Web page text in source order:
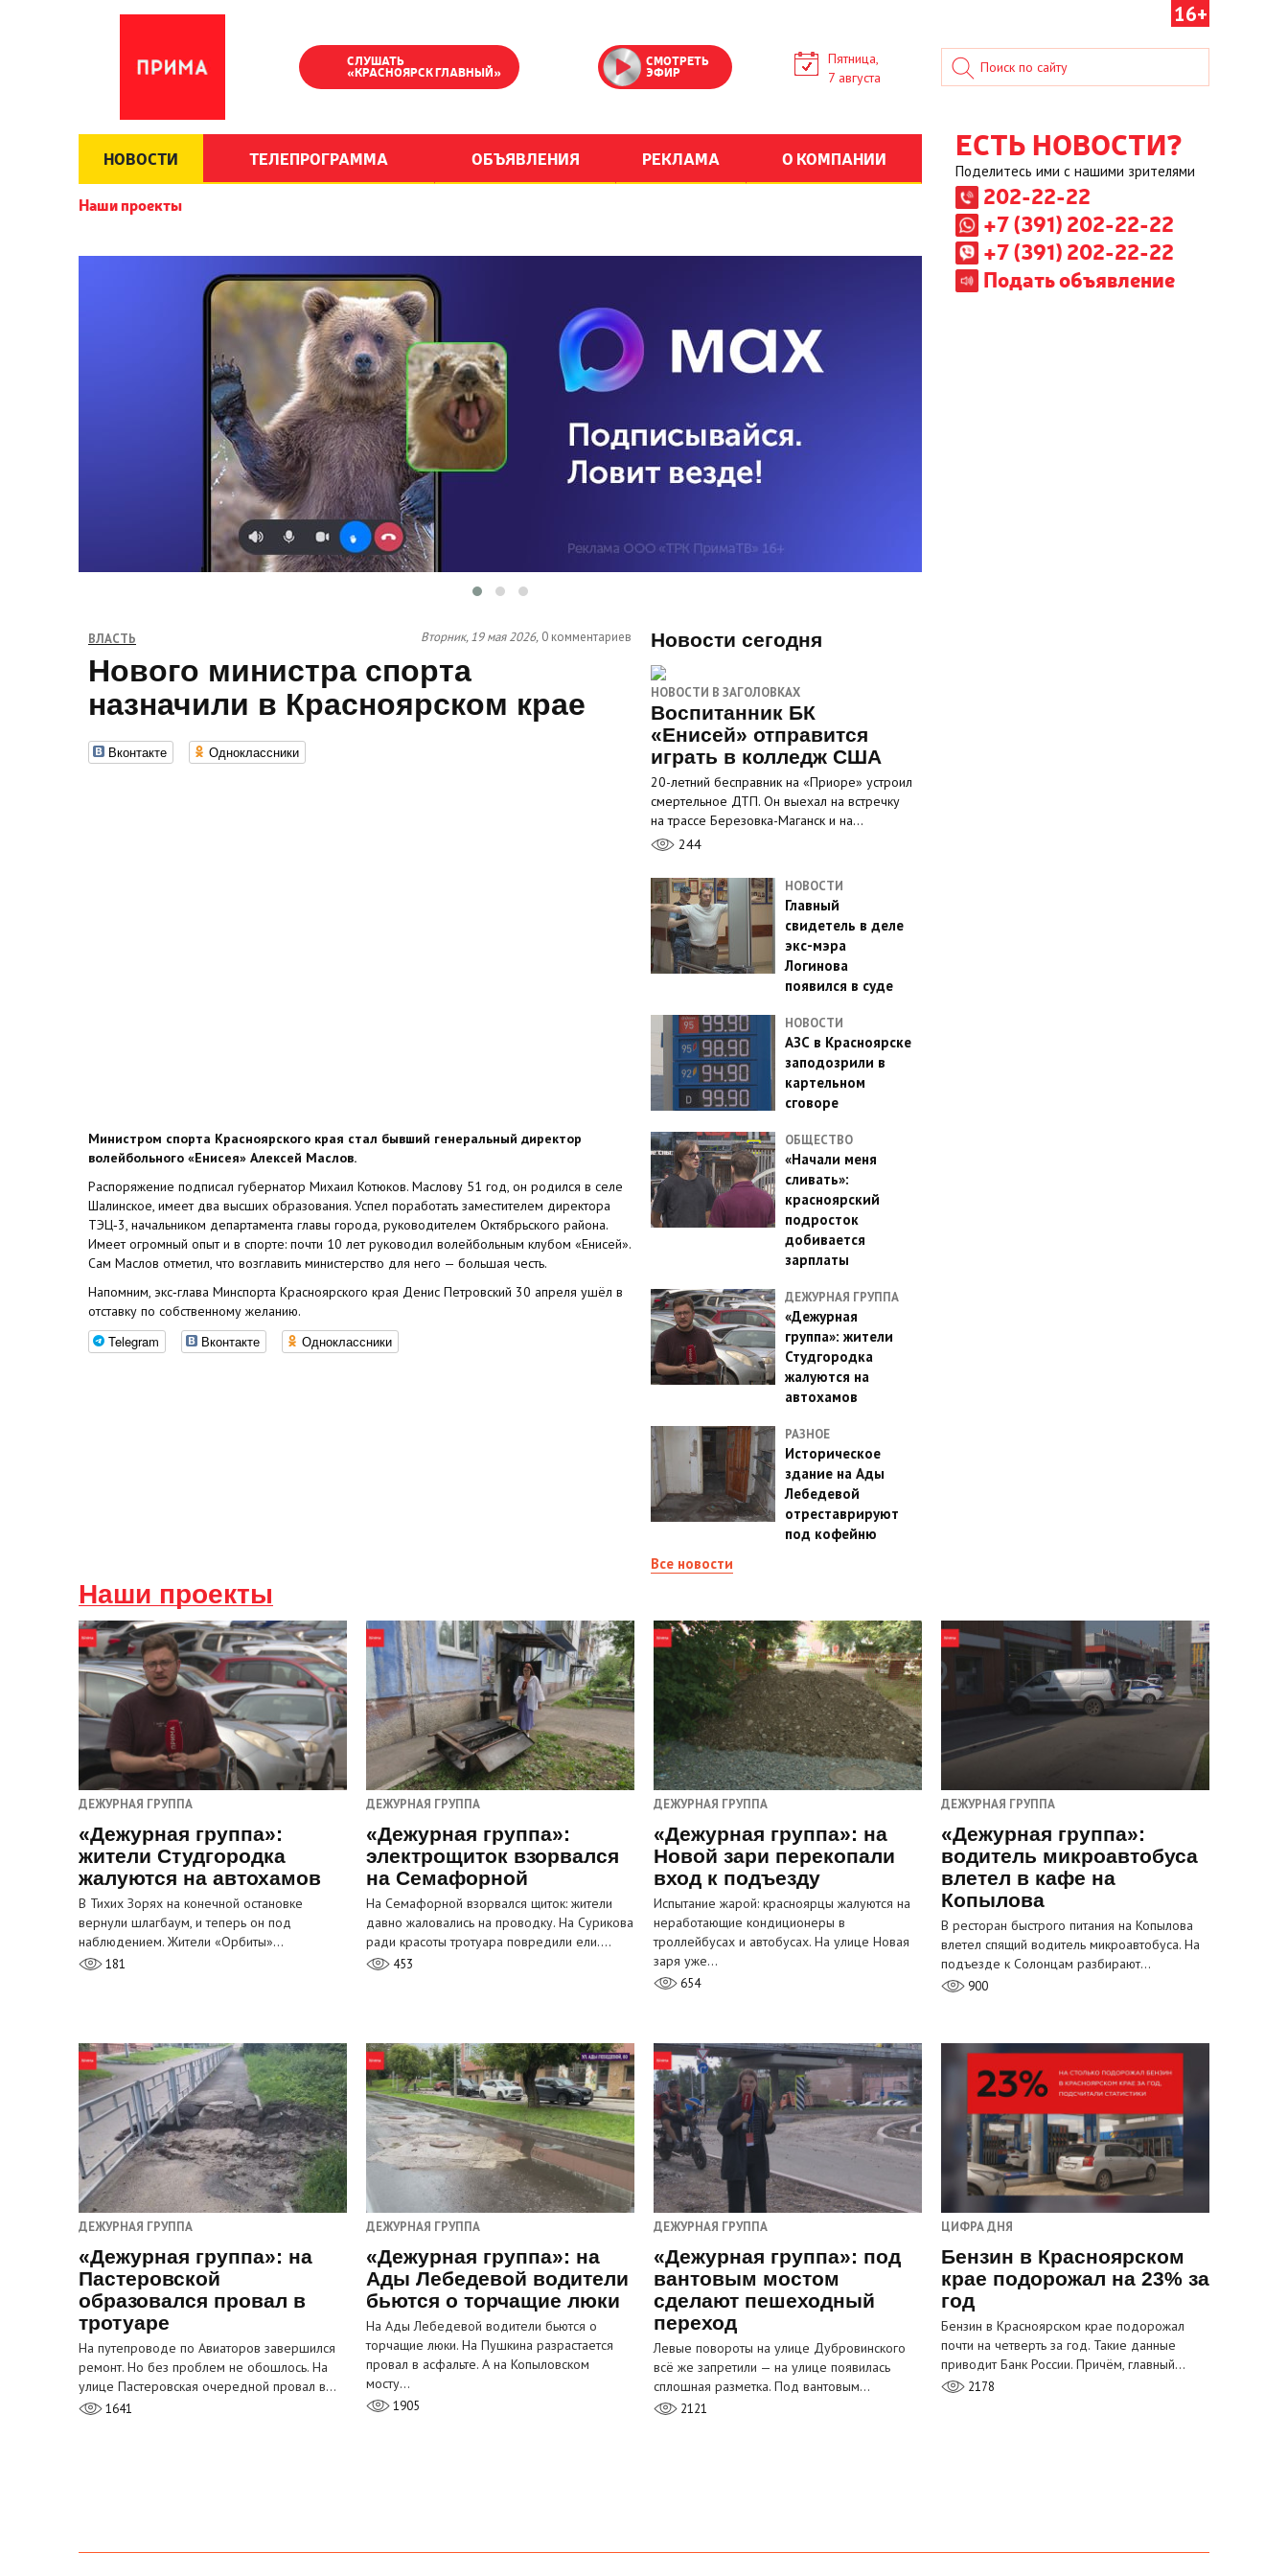
16+
СЛУШАТЬ
«КРАСНОЯРСК ГЛАВНЫЙ»
СМОТРЕТЬ
ЭФИР
Пятница,
7 августа
НОВОСТИ ТЕЛЕПРОГРАММА ОБЪЯВЛЕНИЯ РЕКЛАМА О КОМПАНИИ
Наши проекты
ЕСТЬ НОВОСТИ?
Поделитесь ими с нашими зрителями
202-22-22
+7 (391) 202-22-22
+7 (391) 202-22-22
Подать объявление
ВЛАСТЬ Вторник, 19 мая 2026, 0 комментариев
Нового министра спорта
назначили в Красноярском крае
Вконтакте Одноклассники
Министром спорта Красноярского края стал бывший генеральный директор
волейбольного «Енисея» Алексей Маслов.
Распоряжение подписал губернатор Михаил Котюков. Маслову 51 год, он родился в селе
Шалинское, имеет два высших образования. Успел поработать заместителем директора
ТЭЦ‑3, начальником департамента главы города, руководителем Октябрьского района.
Имеет огромный опыт и в спорте: почти 10 лет руководил волейбольным клубом «Енисей».
Сам Маслов отметил, что возглавить министерство для него — большая честь.
Напомним, экс‑глава Минспорта Красноярского края Денис Петровский 30 апреля ушёл в
отставку по собственному желанию.
Telegram Вконтакте Одноклассники
Новости сегодня
НОВОСТИ В ЗАГОЛОВКАХ
Воспитанник БК
«Енисей» отправится
играть в колледж США
20-летний бесправник на «Приоре» устроил
смертельное ДТП. Он выехал на встречку
на трассе Березовка-Маганск и на…
244
НОВОСТИ
Главный
свидетель в деле
экс-мэра
Логинова
появился в суде
НОВОСТИ
АЗС в Красноярске
заподозрили в
картельном
сговоре
ОБЩЕСТВО
«Начали меня
сливать»:
красноярский
подросток
добивается
зарплаты
ДЕЖУРНАЯ ГРУППА
«Дежурная
группа»: жители
Студгородка
жалуются на
автохамов
РАЗНОЕ
Историческое
здание на Ады
Лебедевой
отреставрируют
под кофейню
Все новости
Наши проекты
ДЕЖУРНАЯ ГРУППА
«Дежурная группа»:
жители Студгородка
жалуются на автохамов
В Тихих Зорях на конечной остановке
вернули шлагбаум, и теперь он под
наблюдением. Жители «Орбиты»…
181
ДЕЖУРНАЯ ГРУППА
«Дежурная группа»:
электрощиток взорвался
на Семафорной
На Семафорной взорвался щиток: жители
давно жаловались на проводку. На Сурикова
ради красоты тротуара повредили ели.…
453
ДЕЖУРНАЯ ГРУППА
«Дежурная группа»: на
Новой зари перекопали
вход к подъезду
Испытание жарой: красноярцы жалуются на
неработающие кондиционеры в
троллейбусах и автобусах. На улице Новая
заря уже…
654
ДЕЖУРНАЯ ГРУППА
«Дежурная группа»:
водитель микроавтобуса
влетел в кафе на
Копылова
В ресторан быстрого питания на Копылова
влетел спящий водитель микроавтобуса. На
подъезде к Солонцам разбирают…
900
ДЕЖУРНАЯ ГРУППА
«Дежурная группа»: на
Пастеровской
образовался провал в
тротуаре
На путепроводе по Авиаторов завершился
ремонт. Но без проблем не обошлось. На
улице Пастеровская очередной провал в…
1641
ДЕЖУРНАЯ ГРУППА
«Дежурная группа»: на
Ады Лебедевой водители
бьются о торчащие люки
На Ады Лебедевой водители бьются о
торчащие люки. На Пушкина разрастается
провал в асфальте. А на Копыловском
мосту…
1905
ДЕЖУРНАЯ ГРУППА
«Дежурная группа»: под
вантовым мостом
сделают пешеходный
переход
Левые повороты на улице Дубровинского
всё же запретили — на улице появилась
сплошная разметка. Под вантовым…
2121
ЦИФРА ДНЯ
Бензин в Красноярском
крае подорожал на 23% за
год
Бензин в Красноярском крае подорожал
почти на четверть за год. Такие данные
приводит Банк России. Причём, главный…
2178